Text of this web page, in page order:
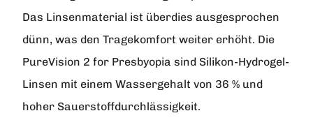
Das Linsenmaterial ist überdies ausgesprochen
dünn, was den Tragekomfort weiter erhöht. Die
PureVision 2 for Presbyopia sind Silikon-Hydrogel-
Linsen mit einem Wassergehalt von 36 % und
hoher Sauerstoffdurchlässigkeit.